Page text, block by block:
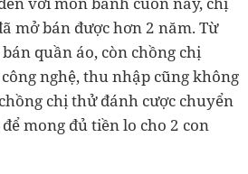
mở bán được hơn 2 năm. Từ
quần áo, còn chồng chị
nghệ, thu nhập cũng không
chị thử đánh cược chuyển
mong đủ tiền lo cho 2 con